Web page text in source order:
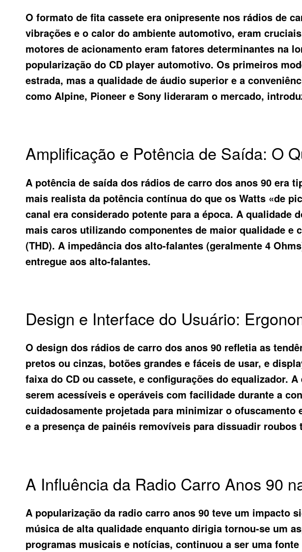
O formato de fita cassete era onipresente nos rádios de
vibrações e o calor do ambiente automotivo, eram
motores de acionamento eram fatores determinantes na
popularização do CD player automotivo. Os primeiros
estrada, mas a qualidade de áudio superior e a
como Alpine, Pioneer e Sony lideraram o mercado,
Amplificação e Potência de Saída: O
A potência de saída dos rádios de carro dos anos 90 era
mais realista da potência contínua do que os Watts «de
canal era considerado potente para a época. A
mais caros utilizando componentes de maior qualidade
(THD). A impedância dos alto-falantes (geralmente 4
entregue aos alto-falantes.
Design e Interface do Usuário:
O design dos rádios de carro dos anos 90 refletia as
pretos ou cinzas, botões grandes e fáceis de usar, e
faixa do CD ou cassete, e configurações do equalizador.
serem acessíveis e operáveis com facilidade durante a
cuidadosamente projetada para minimizar o
e a presença de painéis removíveis para dissuadir
A Influência da Radio Carro Anos 90
A popularização da radio carro anos 90 teve um impacto
música de alta qualidade enquanto dirigia tornou-se um
programas musicais e notícias, continuou a ser uma